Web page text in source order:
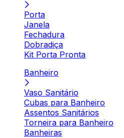
Porta
Janela
Fechadura
Dobradiça
Kit Porta Pronta
Banheiro
Vaso Sanitário
Cubas para Banheiro
Assentos Sanitários
Torneira para Banheiro
Banheiras